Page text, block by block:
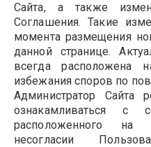
Сайта, а также
Соглашения. Такие
момента размещения
данной странице.
всегда расположена
избежания споров по
Администратор Сайта
ознакамливаться с
расположенного
несогласии